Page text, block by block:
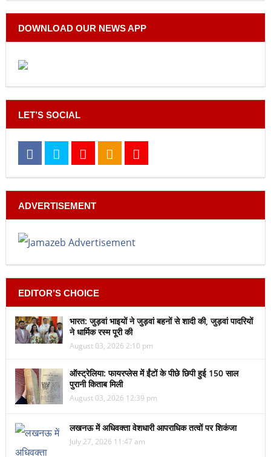
DOWNLOAD OUR NEWS APP
LET’S SOCIAL
ADVERTISEMENT
EDITOR’S CHOICE
भारत: जुड़वां भाइयों ने जुड़वां बहनों से शादी की, जुड़वां पादरियों
ने धार्मिक रस्म पूरी की
August 03, 2026 2:10 pm
ऑस्ट्रेलिया: फायरप्लेस में ईंटों के पीछे छिपी हुई 150 साल
पुरानी किताब मिली
August 03, 2026 12:39 pm
लखनऊ में अधिवक्ता वेशधारी आपराधिक तत्वों पर शिकंजा
July 27, 2026 11:47 am